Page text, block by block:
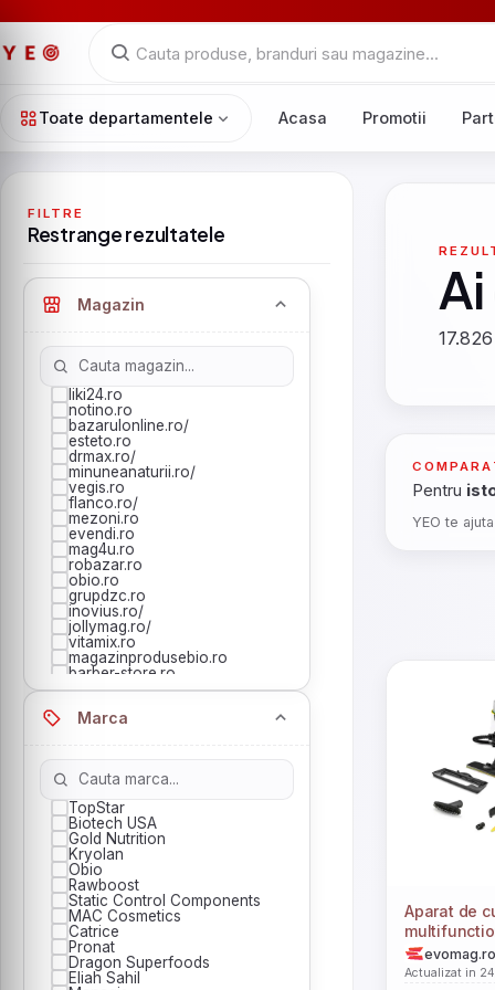
Toate departamentele Acasa Promotii
FILTRE
Restrange rezultatele
Magazin
liki24.ro
notino.ro
bazarulonline.ro/
esteto.ro
drmax.ro/
minuneanaturii.ro/
vegis.ro
flanco.ro/
mezoni.ro
evendi.ro
mag4u.ro
robazar.ro
obio.ro
grupdzc.ro
inovius.ro/
jollymag.ro/
vitamix.ro
magazinprodusebio.ro
barber-store.ro
topstar.ro
trada.ro
topline.ro
nailsup.ro
decathlon.ro
pensulemachiaj.ro
shop.el-studio.ro
claumarpescar.ro
organicsfood.ro
produsecosmetice.ro
cupio.ro/
putereaplantelor.ro/
goldnutrition.ro
moboid.ro
melimeloparis.ro
Marca
TopStar
Biotech USA
Gold Nutrition
Kryolan
Obio
Rawboost
Static Control Components
MAC Cosmetics
Catrice
Pronat
Dragon Superfoods
Eliah Sahil
Pentru
YEO te
Aparat de
Deluxe
W, 4 bar,
evomag.ro
Actualizat in